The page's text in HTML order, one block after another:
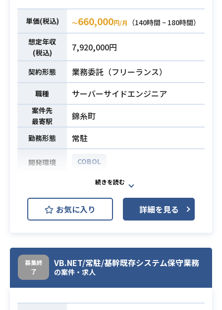
実施もお願いいたします。
必須スキル
・VB.Netでの開発経験
・Pythonのソースを読んだ経験
・postgreSQL などの SQL文につい
ての仕組みの理解
単価(税込) 〜660,000円/月
（140時間 ~ 180時間）
想定年収
(税込)
7,920,000円
契約形態 業務委託（フリーランス）
職種 サーバーサイドエンジニア
案件先
最寄駅
錦糸町
勤務形態 常駐
開発環境 COBOL
COBOLを使用した生保システム開発
をお任せいたします。
・COBOL開発経験
お気に入り 詳細を見る
募集終
了
VB.NET/常駐/基幹既存システム保守業務
の案件・求人